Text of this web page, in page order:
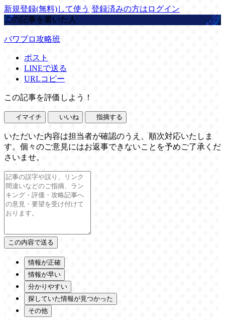
新規登録(無料)して使う 登録済みの方はログイン
この記事を書いた人
パワプロ攻略班
ポスト
LINEで送る
URLコピー
この記事を評価しよう！
イマイチ いいね 指摘する
いただいた内容は担当者が確認のうえ、順次対応いたしま
す。個々のご意見にはお返事できないことを予めご了承くだ
さいませ。
情報が正確
情報が早い
分かりやすい
探していた情報が見つかった
その他